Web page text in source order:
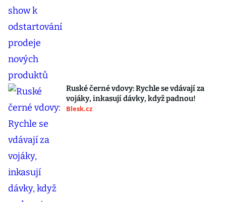
Ruské černé vdovy: Rychle se vdávají za
vojáky, inkasují dávky, když padnou!
Blesk.cz